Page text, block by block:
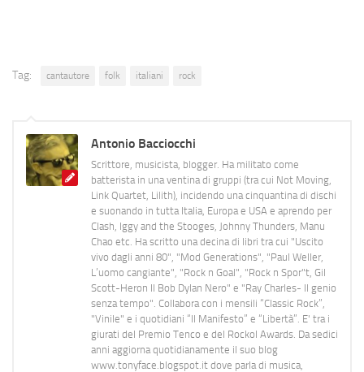
Tag: cantautore folk italiani rock
Antonio Bacciocchi
Scrittore, musicista, blogger. Ha militato come
batterista in una ventina di gruppi (tra cui Not Moving,
Link Quartet, Lilith), incidendo una cinquantina di dischi
e suonando in tutta Italia, Europa e USA e aprendo per
Clash, Iggy and the Stooges, Johnny Thunders, Manu
Chao etc. Ha scritto una decina di libri tra cui "Uscito
vivo dagli anni 80", "Mod Generations", "Paul Weller,
L’uomo cangiante", "Rock n Goal", "Rock n Spor"t, Gil
Scott-Heron Il Bob Dylan Nero" e "Ray Charles- Il genio
senza tempo". Collabora con i mensili “Classic Rock”,
"Vinile" e i quotidiani “Il Manifesto” e “Libertà”. E' tra i
giurati del Premio Tenco e del Rockol Awards. Da sedici
anni aggiorna quotidianamente il suo blog
www.tonyface.blogspot.it dove parla di musica,